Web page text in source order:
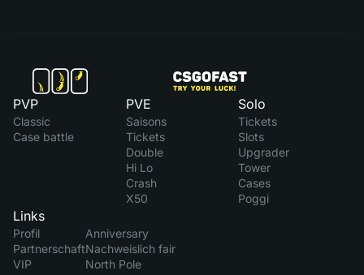
PVP
Classic
Case battle
PVE
Saisons
Tickets
Double
Hi Lo
Crash
X50
Solo
Tickets
Slots
Upgrader
Tower
Cases
Poggi
Links
Profil
Partnerschaft
VIP
Anniversary
Nachweislich fair
North Pole